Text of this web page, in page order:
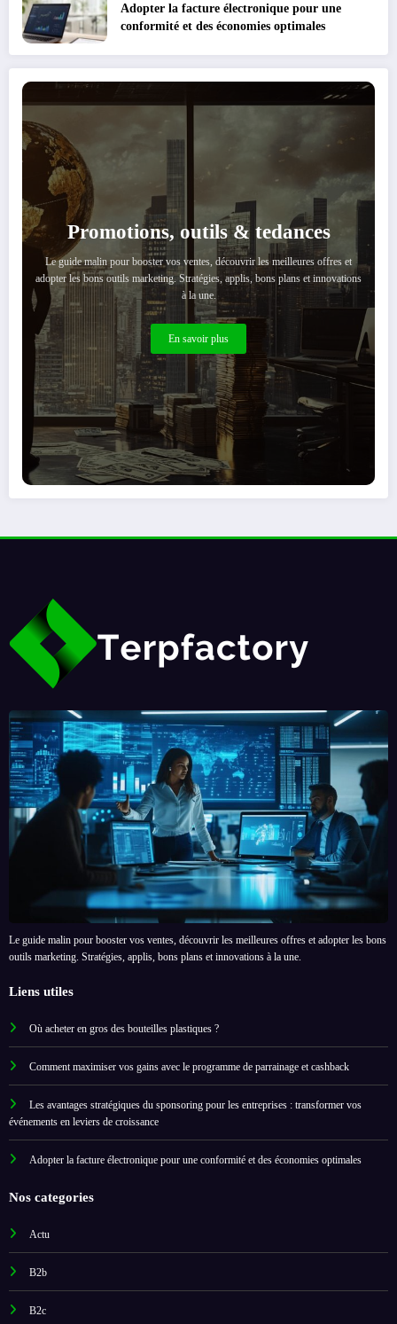
Adopter la facture électronique pour une
conformité et des économies optimales
Promotions, outils & tedances
Le guide malin pour booster vos ventes, découvrir les meilleures offres et
adopter les bons outils marketing. Stratégies, applis, bons plans et innovations
à la une.
En savoir plus
Le guide malin pour booster vos ventes, découvrir les meilleures offres et adopter les bons
outils marketing. Stratégies, applis, bons plans et innovations à la une.
Liens utiles
Où acheter en gros des bouteilles plastiques ?
Comment maximiser vos gains avec le programme de parrainage et cashback
Les avantages stratégiques du sponsoring pour les entreprises : transformer vos
événements en leviers de croissance
Adopter la facture électronique pour une conformité et des économies optimales
Nos categories
Actu
B2b
B2c